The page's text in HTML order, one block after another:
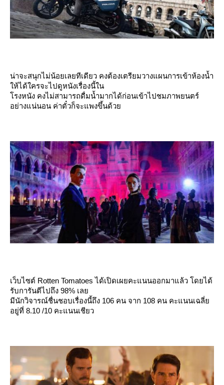
น่าจะสนุกไม่น้อยเลยทีเดียว คงต้องเตรียมวางแผนการเข้าห้องน้ำ
ห้ได้ใครจะไปดูหนังเรื่องนี้ใน
รงหนัง คงไม่สามารถดื่มน้ำมากได้ก่อนเข้าไปชมภาพยนตร์
อย่างแน่นอน ค่าตั๋วก็จะแพงขึ้นด้ว
เว็บไซต์ Rotten Tomatoes ได้เปิดเผยคะแนนออกมาแล้ว โดยได้
รับการันตีไปถึง 98% เล
มีนักวิจารณ์ชื่นชอบเรื่องนี้ถึง 106 คน จาก 108 คน คะแนนเฉลี่
อยู่ที่ 8.10 /10 คะแนนเชียว